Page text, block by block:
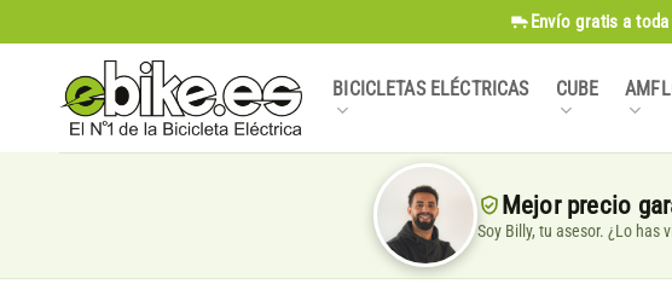
al
contenido
Envío gratis a toda
BICICLETAS ELÉCTRICAS CUBE
Mejor precio
Soy Billy, tu asesor. ¿Lo has